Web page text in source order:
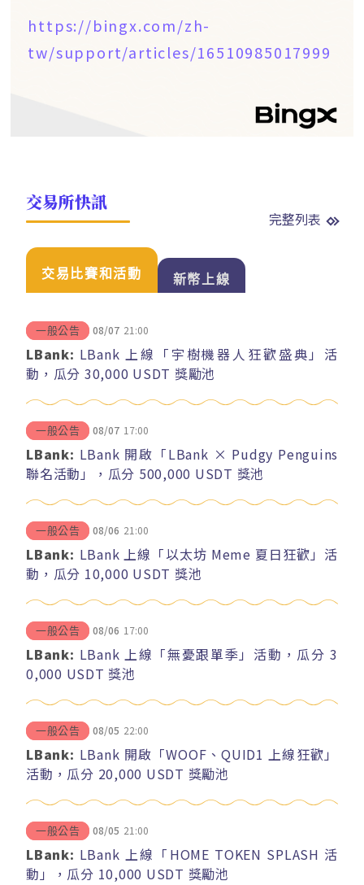
https://bingx.com/zh-
tw/support/articles/16510985017999
交易所快訊
完整列表
交易比賽和活動 新幣上線
一般公告 08/07 21:00
LBank: LBank 上線「宇樹機器人狂歡盛典」活
動，瓜分 30,000 USDT 獎勵池
一般公告 08/07 17:00
LBank: LBank 開啟「LBank × Pudgy Penguins
聯名活動」，瓜分 500,000 USDT 獎池
一般公告 08/06 21:00
LBank: LBank 上線「以太坊 Meme 夏日狂歡」活
動，瓜分 10,000 USDT 獎池
一般公告 08/06 17:00
LBank: LBank 上線「無憂跟單季」活動，瓜分 3
0,000 USDT 獎池
一般公告 08/05 22:00
LBank: LBank 開啟「WOOF、QUID1 上線狂歡」
活動，瓜分 20,000 USDT 獎勵池
一般公告 08/05 21:00
LBank: LBank 上線「HOME TOKEN SPLASH 活
動」，瓜分 10,000 USDT 獎勵池